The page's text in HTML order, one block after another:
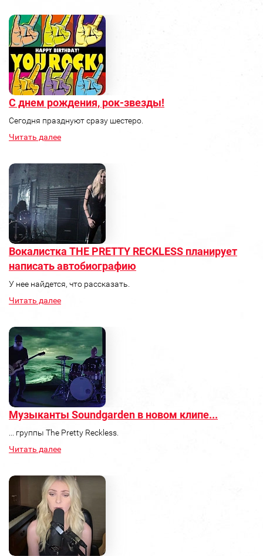
C днем рождения, рок-звезды!
Сегодня празднуют сразу шестеро.
Читать далее
Вокалистка THE PRETTY RECKLESS планирует
написать автобиографию
У нее найдется, что рассказать.
Читать далее
Музыканты Soundgarden в новом клипе...
... группы The Pretty Reckless.
Читать далее